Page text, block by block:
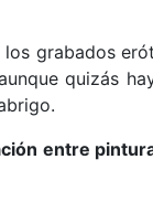
grabados
quizás
entre